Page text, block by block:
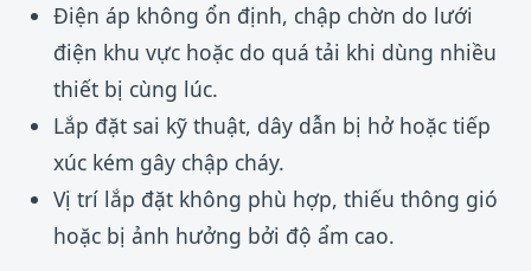
Điện áp không ổn định, chập chờn do lưới
điện khu vực hoặc do quá tải khi dùng nhiều
thiết bị cùng lúc.
Lắp đặt sai kỹ thuật, dây dẫn bị hở hoặc tiếp
xúc kém gây chập cháy.
Vị trí lắp đặt không phù hợp, thiếu thông gió
hoặc bị ảnh hưởng bởi độ ẩm cao.